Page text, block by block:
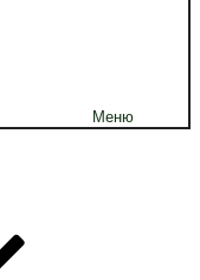
Меню